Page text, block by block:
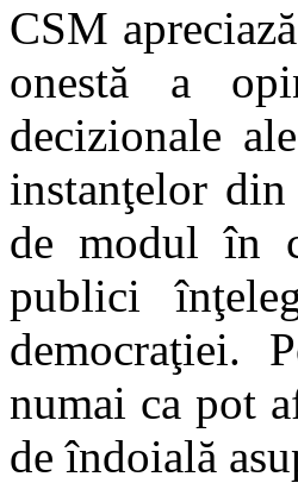
CSM
onestă a
decizionale
instanţelor din
de modul în
publici
democraţiei.
numai ca pot
de îndoială